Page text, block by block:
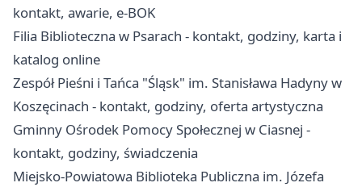
kontakt, awarie, e-BOK
Filia Biblioteczna w Psarach - kontakt, godziny, karta i
katalog online
Zespół Pieśni i Tańca "Śląsk" im. Stanisława Hadyny w
Koszęcinach - kontakt, godziny, oferta artystyczna
Gminny Ośrodek Pomocy Społecznej w Ciasnej -
kontakt, godziny, świadczenia
Miejsko-Powiatowa Biblioteka Publiczna im. Józefa